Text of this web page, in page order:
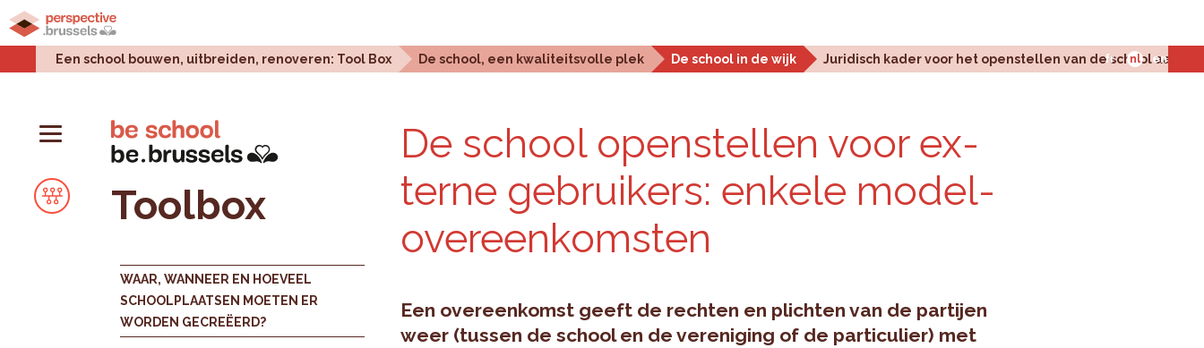
Home Stadsprojecten
Een school bouwen, uitbreiden, renoveren: Tool Box De school, een kwaliteitsvolle plek De school in de wijk Juridisch kader voor het openstellen van de school aan de
fr nl en
Toolbox
WAAR, WANNEER EN HOEVEEL
SCHOOLPLAATSEN MOETEN ER
WORDEN GECREËERD?
De school open­stel­len voor ex­
ter­ne ge­brui­kers: en­ke­le mo­del­
over­een­kom­sten
Een overeenkomst geeft de rechten en plichten van de partijen
weer (tussen de school en de vereniging of de particulier) met